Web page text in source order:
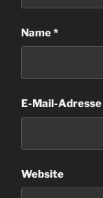
Name*
E-Mail-Adresse
Website